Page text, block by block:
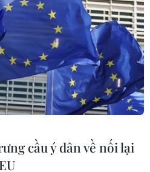
cầu ý dân về nối lại